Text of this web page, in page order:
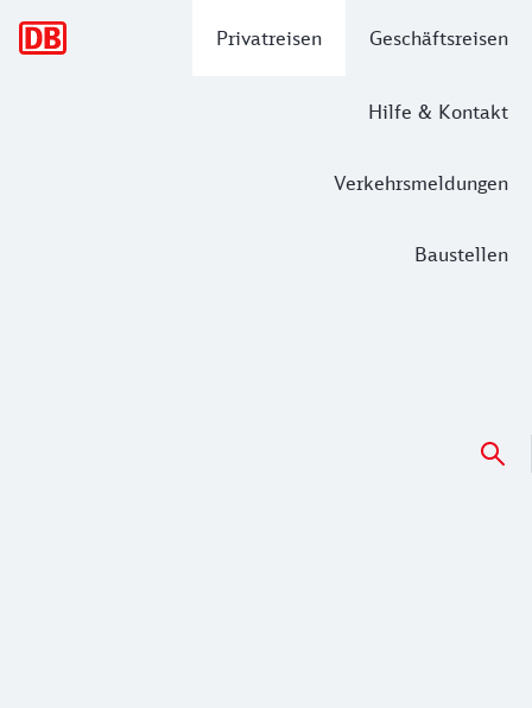
Privatreisen Geschäftsreisen
Hilfe & Kontakt
Verkehrsmeldungen
Baustellen